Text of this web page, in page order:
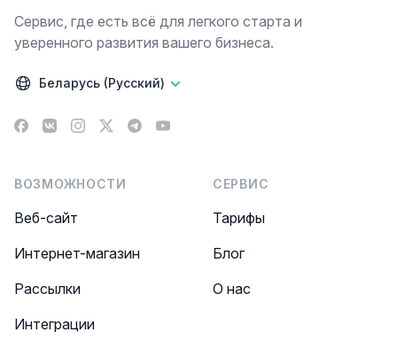
Сервис, где есть всё для легкого старта и
уверенного развития вашего бизнеса.
Беларусь (Русский)
Facebook
VK Instagram
X TelegramYouTube
ВОЗМОЖНОСТИ
Веб-сайт
Интернет-магазин
Рассылки
Интеграции
СЕРВИС
Тарифы
Блог
О нас